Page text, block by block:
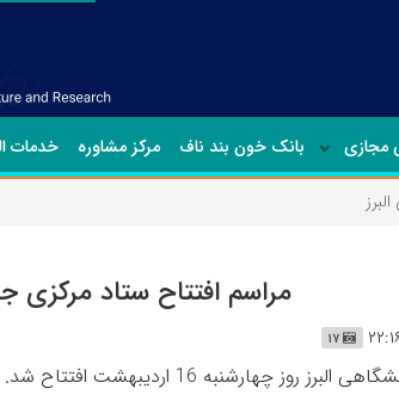
مجازی بانک خون بند ناف مرکز مشاوره خدمات
مراسم افتتاح ستاد مرکزی
۱۷
روز چهارشنبه 16 اردیبهشت افتتاح شد.